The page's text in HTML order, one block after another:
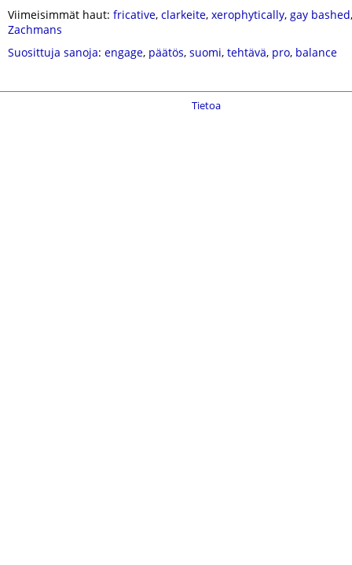
Viimeisimmät haut: fricative, clarkeite, xerophytically, gay bashed
Zachmans
Suosittuja sanoja: engage, päätös, suomi, tehtävä, pro, balance
Tietoa